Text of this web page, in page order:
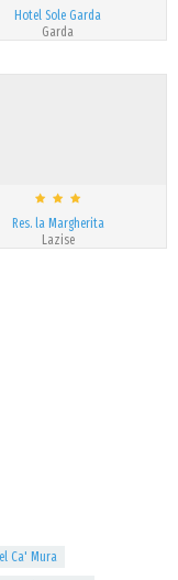
Hotel Sole Garda
Garda
Res. la Margherita
Lazise
Ca' Mura